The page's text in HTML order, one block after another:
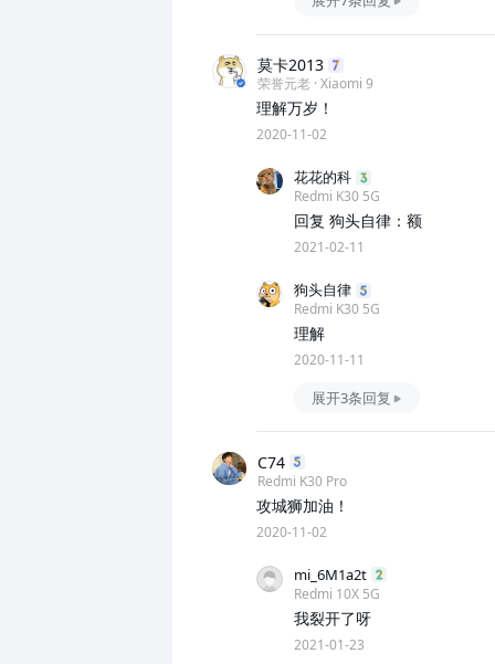
莫卡2013
荣誉元老 · Xiaomi 9
理解万岁！
2020-11-02
花花的科
Redmi K30 5G
回复 狗头自律：额
2021-02-11
狗头自律
Redmi K30 5G
理解
2020-11-11
展开3条回复
C74
Redmi K30 Pro
攻城狮加油！
2020-11-02
mi_6M1a2t
Redmi 10X 5G
我裂开了呀
2021-01-23